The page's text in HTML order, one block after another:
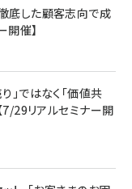
底した顧客志向で成
開催】
」ではなく「価値共
29リアルセミナー開